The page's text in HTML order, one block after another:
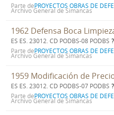
Parte dePROYECTOS OBRAS DE
Archivo General de Simancas
1962 Defensa Boca
ES ES. 23012. CD PODBS-08 PODBS
Parte dePROYECTOS OBRAS DE
Archivo General de Simancas
1959 Modificación de
ES ES. 23012. CD PODBS-07 PODBS
Parte dePROYECTOS OBRAS DE
Archivo General de Simancas